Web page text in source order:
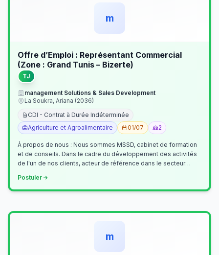
m
Offre d’Emploi : Représentant Commercial
(Zone : Grand Tunis – Bizerte)
TJ
management Solutions & Sales Development
La Soukra, Ariana (2036)
CDI - Contrat à Durée Indéterminée
Agriculture et Agroalimentaire
01/07 2
À propos de nous : Nous sommes MSSD, cabinet de formation
et de conseils. Dans le cadre du développement des activités
de l'un de nos clients, acteur de référence dans le secteur
Postuler
m